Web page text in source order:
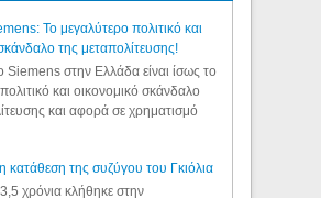
Το μεγαλύτερο πολιτικό και
της μεταπολίτευσης!
Siemens στην Ελλάδα είναι ίσως το
και οικονομικό σκάνδαλο
και αφορά σε χρηματισμό
η κατάθεση της συζύγου του Γκιόλια
χρόνια κλήθηκε στην